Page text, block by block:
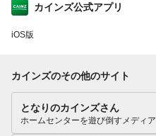
カインズ公式アプリ
iOS版
カインズのその他のサイト
となりのカインズさん
ホームセンターを遊び倒すメディア